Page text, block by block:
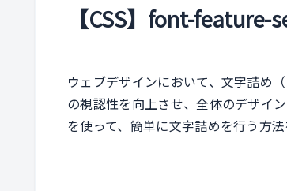
【CSS】font-
ウェブデザインにおいて、文字詰め
の視認性を向上させ、全体のデザイ
を使って、簡単に文字詰めを行う方法